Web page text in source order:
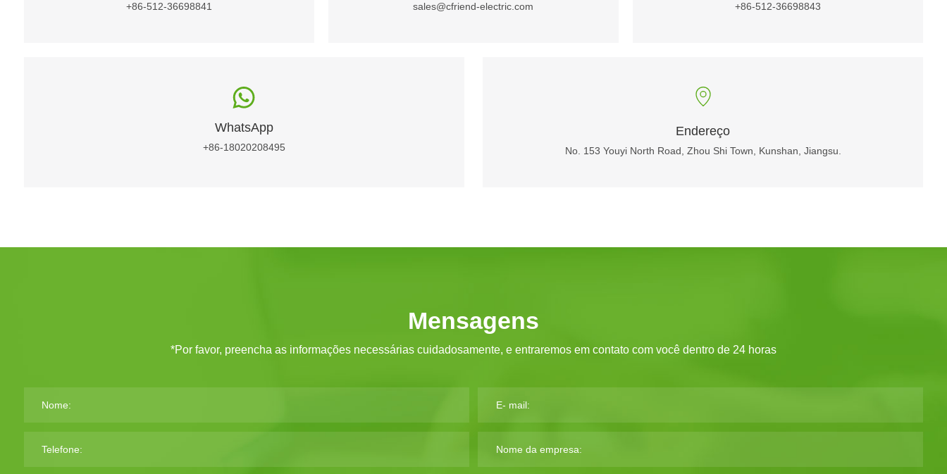
+86-512-36698841 sales@cfriend-electric.com +86-512-36698843
WhatsApp
+86-18020208495
Endereço
No. 153 Youyi North Road, Zhou Shi Town, Kunshan, Jiangsu.
Mensagens
*Por favor, preencha as informações necessárias cuidadosamente, e entraremos em contato com você dentro de 24 horas